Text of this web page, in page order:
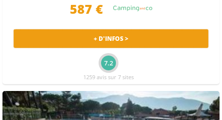
587 €
+ D'INFOS >
7.2
1259 avis sur 7 sites